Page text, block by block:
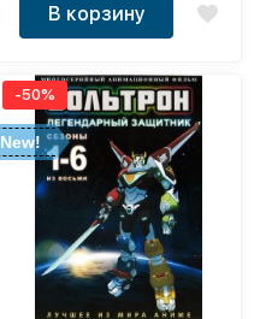
В корзину
New!
-50%